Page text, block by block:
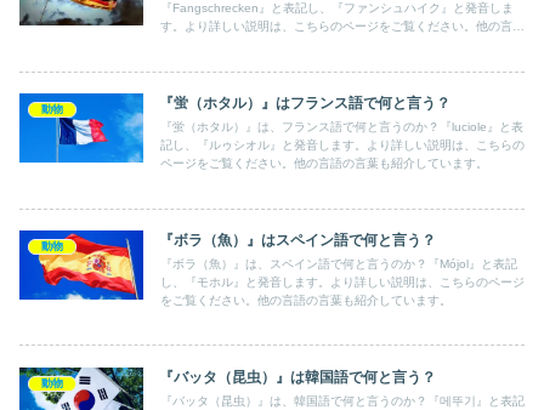
『Fangschrecken』と表記し、『ファンシュハイク』と発音しま
す。より詳しい説明は、こちらのページをご覧ください。他の言語
動物 『蛍（ホタル）』はフランス語で何と言う？
『蛍（ホタル）』は、フランス語で何と言うのか？『luciole』と表
記し、『ルゥシオル』と発音します。より詳しい説明は、こちらの
ページをご覧ください。他の言語の言葉も紹介しています。
動物 『ボラ（魚）』はスペイン語で何と言う？
『ボラ（魚）』は、スペイン語で何と言うのか？『Mójol』と表記
し、『モホル』と発音します。より詳しい説明は、こちらのページ
をご覧ください。他の言語の言葉も紹介しています。
動物 『バッタ（昆虫）』は韓国語で何と言う？
『バッタ（昆虫）』は、韓国語で何と言うのか？『메뚜기』と表記